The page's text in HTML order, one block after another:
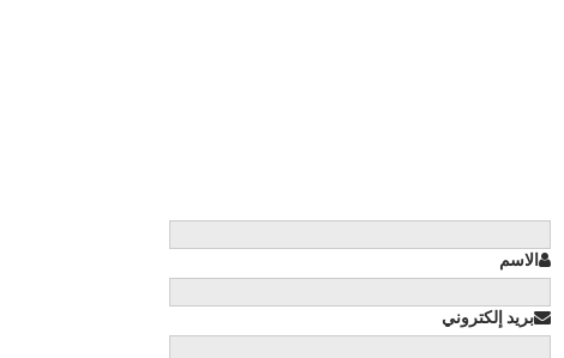
الاسم
بريد إلكتروني